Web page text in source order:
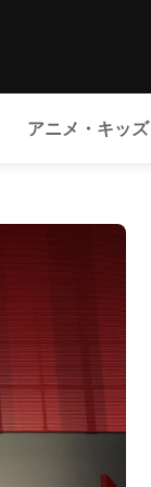
アニメ・キッズ